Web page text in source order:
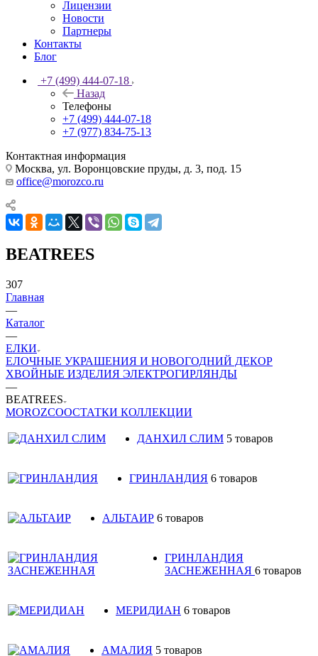
Лицензии
Новости
Партнеры
Контакты
Блог
+7 (499) 444-07-18
Назад
Телефоны
+7 (499) 444-07-18
+7 (977) 834-75-13
Контактная информация
Москва, ул. Воронцовские пруды, д. 3, под. 15
office@morozco.ru
BEATREES
307
Главная
—
Каталог
—
ЕЛКИ
ЕЛОЧНЫЕ УКРАШЕНИЯ И НОВОГОДНИЙ ДЕКОР
ХВОЙНЫЕ ИЗДЕЛИЯ ЭЛЕКТРОГИРЛЯНДЫ
—
BEATREES
MOROZCOОСТАТКИ КОЛЛЕКЦИИ
ДАНХИЛ СЛИМ 5 товаров
ГРИНЛАНДИЯ 6 товаров
АЛЬТАИР 6 товаров
ГРИНЛАНДИЯ
ЗАСНЕЖЕННАЯ 6 товаров
МЕРИДИАН 6 товаров
АМАЛИЯ 5 товаров